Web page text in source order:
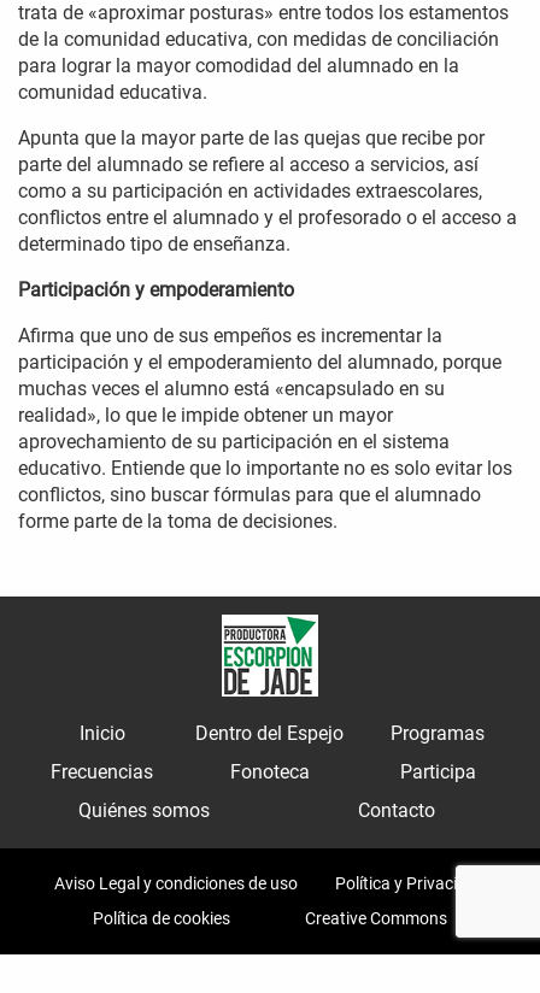
trata de «aproximar posturas» entre todos los estamentos
de la comunidad educativa, con medidas de conciliación
para lograr la mayor comodidad del alumnado en la
comunidad educativa.
Apunta que la mayor parte de las quejas que recibe por
parte del alumnado se refiere al acceso a servicios, así
como a su participación en actividades extraescolares,
conflictos entre el alumnado y el profesorado o el acceso a
determinado tipo de enseñanza.
Participación y empoderamiento
Afirma que uno de sus empeños es incrementar la
participación y el empoderamiento del alumnado, porque
muchas veces el alumno está «encapsulado en su
realidad», lo que le impide obtener un mayor
aprovechamiento de su participación en el sistema
educativo. Entiende que lo importante no es solo evitar los
conflictos, sino buscar fórmulas para que el alumnado
forme parte de la toma de decisiones.
Inicio Dentro del Espejo
Programas
Frecuencias
Fonoteca
Participa
Quiénes somos
Contacto
Aviso Legal y condiciones de uso
Política y Privacidad
Política de cookies
Creative Commons